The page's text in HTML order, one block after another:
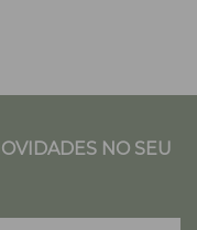
NO SEU